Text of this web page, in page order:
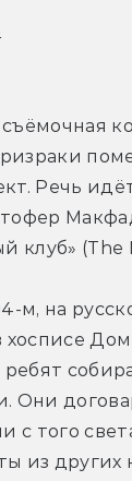
Речь
клуб» (The
м, на
хосписе
Они
с того
из других